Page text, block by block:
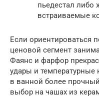
пьедестал либо
встраиваемые
Если ориентироваться
ценовой сегмент
Фаянс и фарфор
удары и температурные
в ванной более
выбор на чашах из